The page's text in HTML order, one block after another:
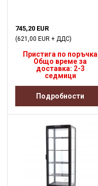
745,20 EUR
(621,00 EUR + ДДС)
Пристига по поръчка
Общо време за
доставка: 2-3
седмици
Подробности